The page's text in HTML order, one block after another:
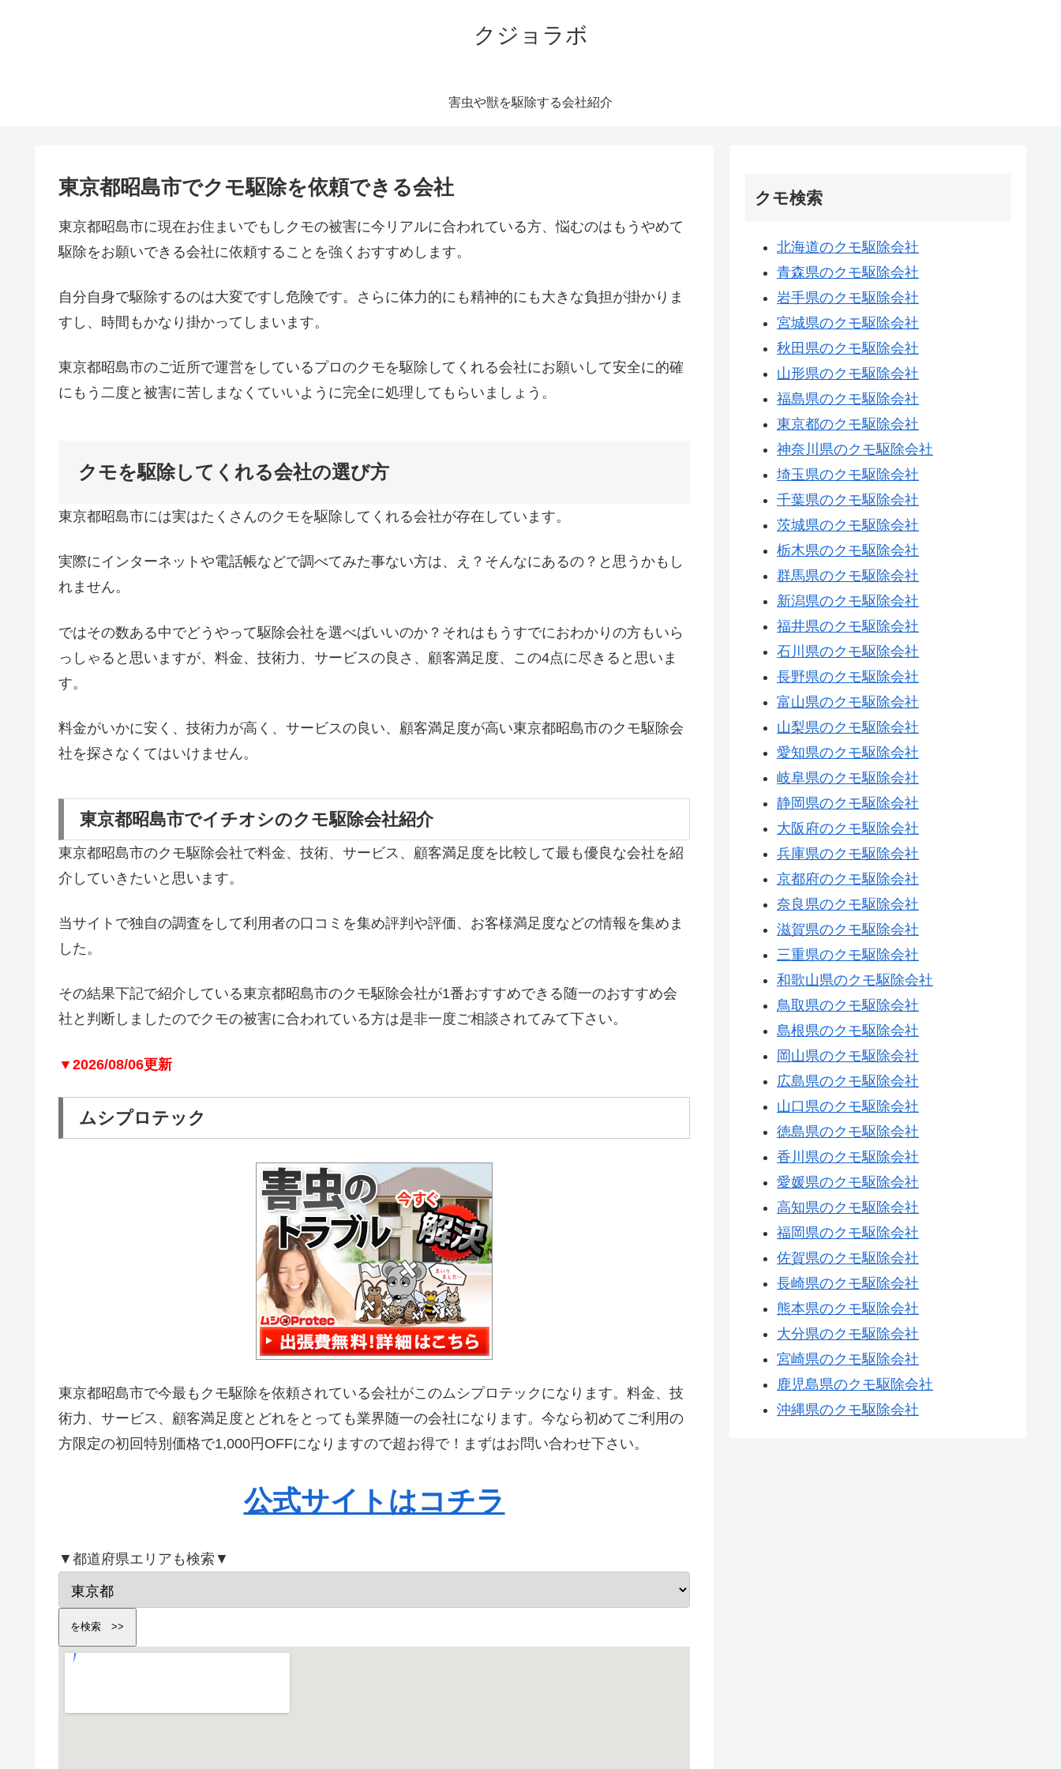
クジョラボ
害虫や獣を駆除する会社紹介
東京都昭島市でクモ駆除を依頼できる会社
東京都昭島市に現在お住まいでもしクモの被害に今リアルに合われている方、悩むのはもうやめて
駆除をお願いできる会社に依頼することを強くおすすめします。
自分自身で駆除するのは大変ですし危険です。さらに体力的にも精神的にも大きな負担が掛かりま
すし、時間もかなり掛かってしまいます。
東京都昭島市のご近所で運営をしているプロのクモを駆除してくれる会社にお願いして安全に的確
にもう二度と被害に苦しまなくていいように完全に処理してもらいましょう。
クモを駆除してくれる会社の選び方
東京都昭島市には実はたくさんのクモを駆除してくれる会社が存在しています。
実際にインターネットや電話帳などで調べてみた事ない方は、え？そんなにあるの？と思うかもし
れません。
ではその数ある中でどうやって駆除会社を選べばいいのか？それはもうすでにおわかりの方もいら
っしゃると思いますが、料金、技術力、サービスの良さ、顧客満足度、この4点に尽きると思いま
す。
料金がいかに安く、技術力が高く、サービスの良い、顧客満足度が高い東京都昭島市のクモ駆除会
社を探さなくてはいけません。
東京都昭島市でイチオシのクモ駆除会社紹介
東京都昭島市のクモ駆除会社で料金、技術、サービス、顧客満足度を比較して最も優良な会社を紹
介していきたいと思います。
当サイトで独自の調査をして利用者の口コミを集め評判や評価、お客様満足度などの情報を集めま
した。
その結果下記で紹介している東京都昭島市のクモ駆除会社が1番おすすめできる随一のおすすめ会
社と判断しましたのでクモの被害に合われている方は是非一度ご相談されてみて下さい。
▼2026/08/06更新
ムシプロテック
東京都昭島市で今最もクモ駆除を依頼されている会社がこのムシプロテックになります。料金、技
術力、サービス、顧客満足度とどれをとっても業界随一の会社になります。今なら初めてご利用の
方限定の初回特別価格で1,000円OFFになりますので超お得で！まずはお問い合わせ下さい。
公式サイトはコチラ
▼都道府県エリアも検索▼
クモ検索
北海道のクモ駆除会社
青森県のクモ駆除会社
岩手県のクモ駆除会社
宮城県のクモ駆除会社
秋田県のクモ駆除会社
山形県のクモ駆除会社
福島県のクモ駆除会社
東京都のクモ駆除会社
神奈川県のクモ駆除会社
埼玉県のクモ駆除会社
千葉県のクモ駆除会社
茨城県のクモ駆除会社
栃木県のクモ駆除会社
群馬県のクモ駆除会社
新潟県のクモ駆除会社
福井県のクモ駆除会社
石川県のクモ駆除会社
長野県のクモ駆除会社
富山県のクモ駆除会社
山梨県のクモ駆除会社
愛知県のクモ駆除会社
岐阜県のクモ駆除会社
静岡県のクモ駆除会社
大阪府のクモ駆除会社
兵庫県のクモ駆除会社
京都府のクモ駆除会社
奈良県のクモ駆除会社
滋賀県のクモ駆除会社
三重県のクモ駆除会社
和歌山県のクモ駆除会社
鳥取県のクモ駆除会社
島根県のクモ駆除会社
岡山県のクモ駆除会社
広島県のクモ駆除会社
山口県のクモ駆除会社
徳島県のクモ駆除会社
香川県のクモ駆除会社
愛媛県のクモ駆除会社
高知県のクモ駆除会社
福岡県のクモ駆除会社
佐賀県のクモ駆除会社
長崎県のクモ駆除会社
熊本県のクモ駆除会社
大分県のクモ駆除会社
宮崎県のクモ駆除会社
鹿児島県のクモ駆除会社
沖縄県のクモ駆除会社